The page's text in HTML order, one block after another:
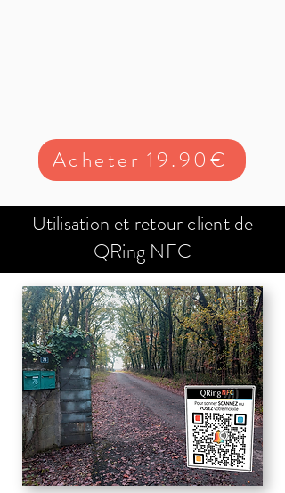
Acheter 19.90€
Utilisation et retour client de
QRing NFC